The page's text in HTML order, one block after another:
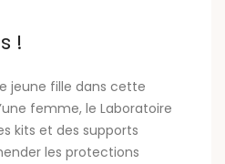
!
jeune fille dans cette
femme, le Laboratoire
kits et des supports
les protections